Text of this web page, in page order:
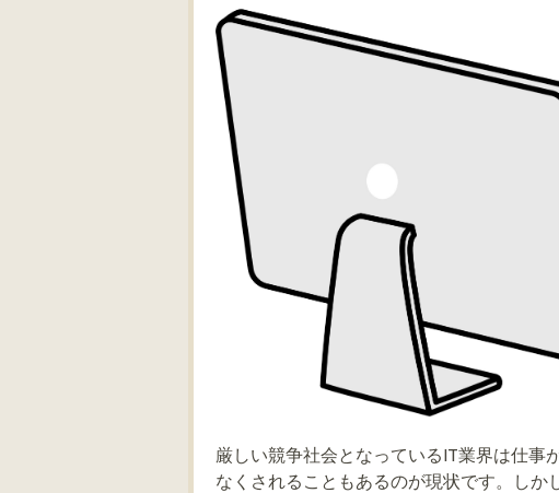
厳しい競争社会となっているIT業界は仕事
なくされることもあるのが現状です。し